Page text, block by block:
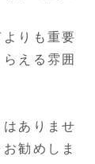
りも重要
える雰囲
ありませ
勧めしま